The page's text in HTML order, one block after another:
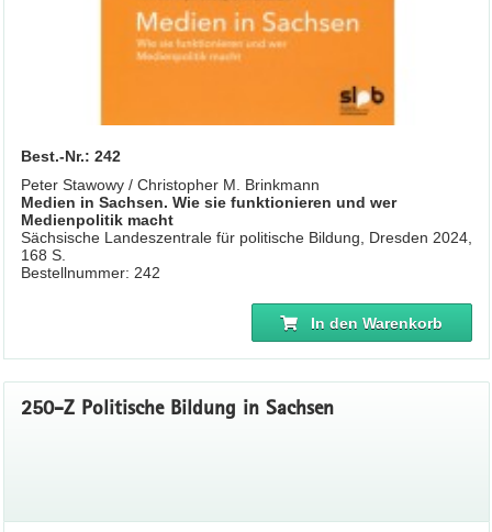
Best.-Nr.: 242
Peter Stawowy / Christopher M. Brinkmann
Medien in Sachsen. Wie sie funktionieren und wer
Medienpolitik macht
Sächsische Landeszentrale für politische Bildung, Dresden 2024,
168 S.
Bestellnummer: 242
In den Warenkorb
250-Z Politische Bildung in Sachsen